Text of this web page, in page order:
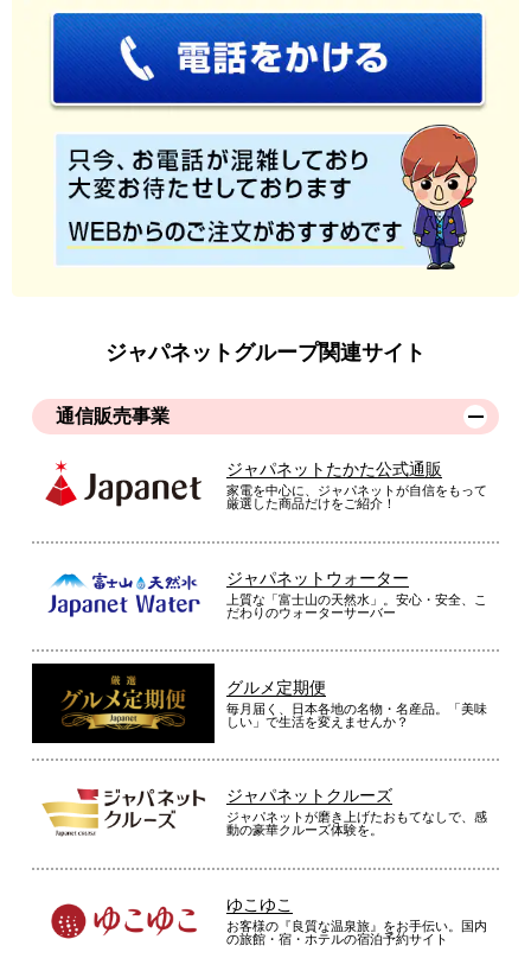
ジャパネットグループ関連サイト
通信販売事業
ジャパネットたかた公式通販
家電を中心に、ジャパネットが自信をもって
厳選した商品だけをご紹介！
ジャパネットウォーター
上質な「富士山の天然水」。安心・安全、こ
だわりのウォーターサーバー
グルメ定期便
毎月届く、日本各地の名物・名産品。「美味
しい」で生活を変えませんか？
ジャパネットクルーズ
ジャパネットが磨き上げたおもてなしで、感
動の豪華クルーズ体験を。
ゆこゆこ
お客様の『良質な温泉旅』をお手伝い。国内
の旅館・宿・ホテルの宿泊予約サイト